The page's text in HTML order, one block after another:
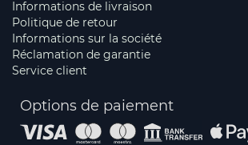
Informations de livraison
Politique de retour
Informations sur la société
Réclamation de garantie
Service client
Options de paiement